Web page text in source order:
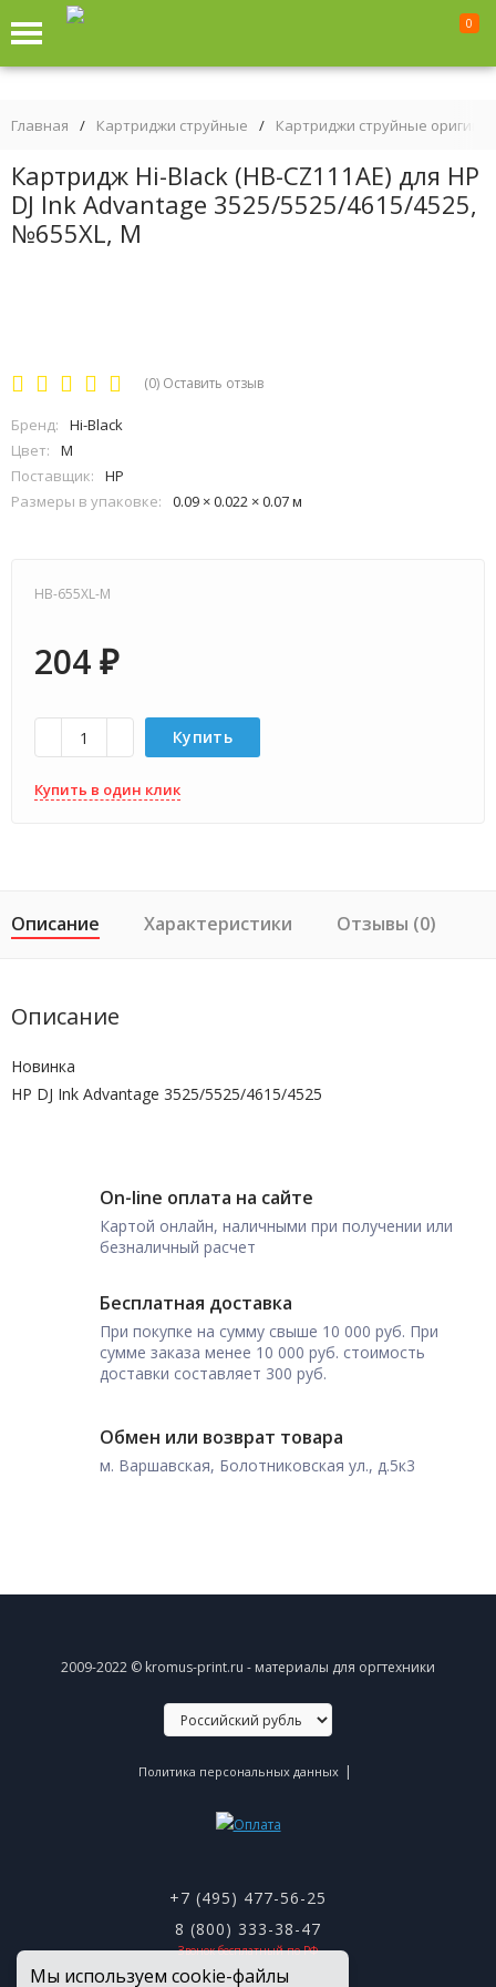
0
Главная / Картриджи струйные / Картриджи струйные
Картридж Hi-Black (HB-CZ111AE) для HP
DJ Ink Advantage 3525/5525/4615/4525,
№655XL, M
(0) Оставить отзыв
Бренд:
Hi-Black
Цвет:
M
Поставщик:
HP
Размеры в упаковке:
0.09 × 0.022 × 0.07 м
HB-655XL-M
204 ₽
Купить
Купить в один клик
Описание Характеристики Отзывы (0)
Описание
Новинка
HP DJ Ink Advantage 3525/5525/4615/4525
On-line оплата на сайте
Картой онлайн, наличными при получении или
безналичный расчет
Бесплатная доставка
При покупке на сумму свыше 10 000 руб. При
сумме заказа менее 10 000 руб. стоимость
доставки составляет 300 руб.
Обмен или возврат товара
м. Варшавская, Болотниковская ул., д.5к3
2009-2022 © kromus-print.ru - материалы для оргтехники
Политика персональных данных |
+7 (495) 477-56-25
8 (800) 333-38-47
Звонок бесплатный по РФ
Мы используем cookie-файлы